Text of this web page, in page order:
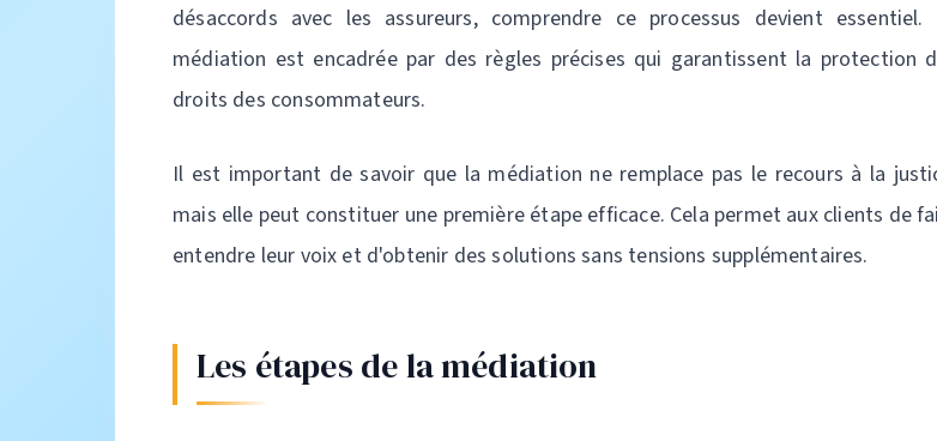
désaccords avec les assureurs, comprendre ce processus devient essentiel.
médiation est encadrée par des règles précises qui garantissent la protection
droits des consommateurs.
Il est important de savoir que la médiation ne remplace pas le recours à la
mais elle peut constituer une première étape efficace. Cela permet aux clients de
entendre leur voix et d'obtenir des solutions sans tensions supplémentaires.
Les étapes de la médiation